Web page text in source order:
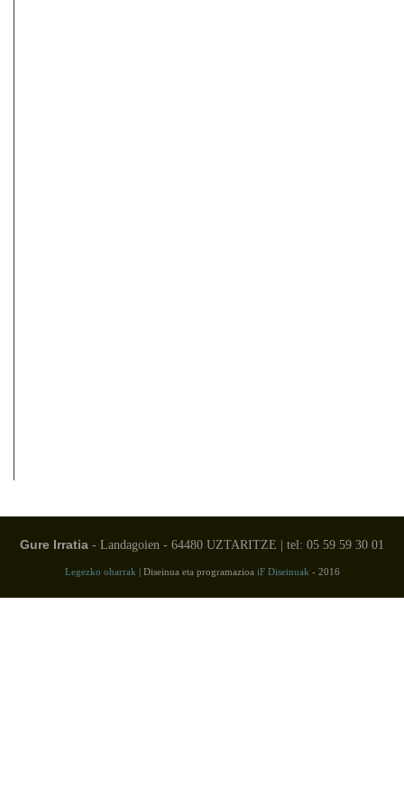
Gure Irratia - Landagoien - 64480 UZTARITZE | tel: 05 59 59 30 01
Legezko oharrak | Diseinua eta programazioa iF Diseinuak - 2016